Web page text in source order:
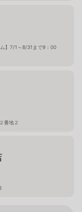
】7/1～8/31まで9：00
番地２